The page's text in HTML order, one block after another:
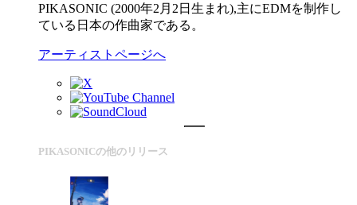
PIKASONIC (2000年2月2日生まれ),主にEDMを制作し
ている日本の作曲家である。
アーティストページへ
PIKASONICの他のリリース